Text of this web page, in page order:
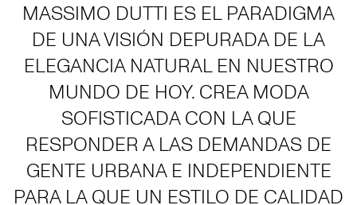
MASSIMO DUTTI ES EL PARADIGMA
DE UNA VISIÓN DEPURADA DE LA
ELEGANCIA NATURAL EN NUESTRO
MUNDO DE HOY. CREA MODA
SOFISTICADA CON LA QUE
RESPONDER A LAS DEMANDAS DE
GENTE URBANA E INDEPENDIENTE
PARA LA QUE UN ESTILO DE CALIDAD